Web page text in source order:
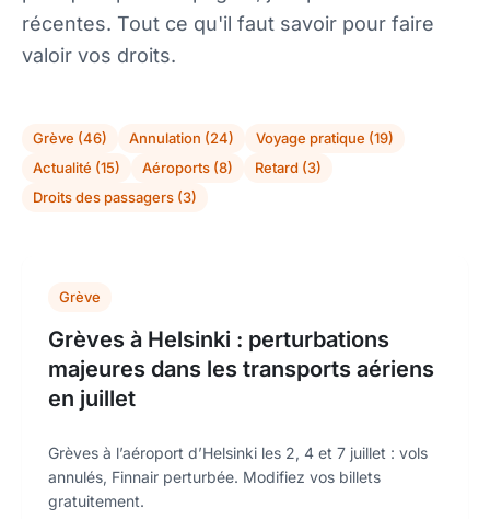
récentes. Tout ce qu'il faut savoir pour faire
valoir vos droits.
Grève (46) Annulation (24)
Voyage pratique (19)
Actualité (15)
Aéroports (8)
Retard (3)
Droits des passagers (3)
Grève
Grèves à Helsinki : perturbations
majeures dans les transports aériens
en juillet
Grèves à l’aéroport d’Helsinki les 2, 4 et 7 juillet : vols
annulés, Finnair perturbée. Modifiez vos billets
gratuitement.